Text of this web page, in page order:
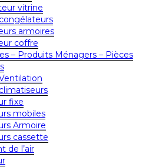
vitrine
armoires
coffre
– Produits Ménagers – Pièces
fixe
mobiles
Armoire
cassette
de l’air